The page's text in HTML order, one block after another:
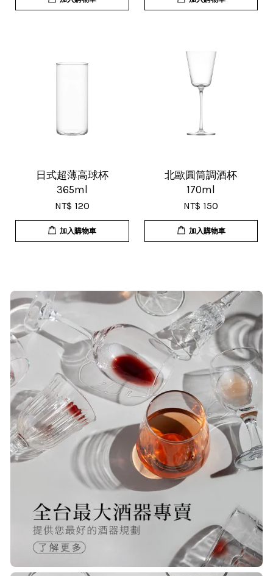
U***
效率，現在買調酒用品都會優先選購
T***
貨速度快，商品品質也很ok，價格又
超值，值得推薦大家購買
S***
20/Nov/2025 10:10 am
很快就收到商品了，出貨速度相當
快，下單後很快就出貨了，商品包裝
完整，價錢也相當的不錯，值得推薦
R***
日式超薄高球杯
365ml
NT$ 120
加入購物車
北歐圓筒調酒杯
170ml
NT$ 150
加入購物車